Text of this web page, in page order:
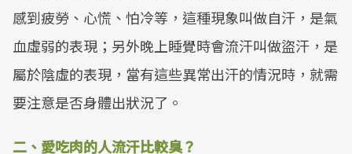
感到疲勞、心慌、怕冷等，這種現象叫做自汗，是氣
血虛弱的表現；另外晚上睡覺時會流汗叫做盜汗，是
屬於陰虛的表現，當有這些異常出汗的情況時，就需
要注意是否身體出狀況了。
二、愛吃肉的人流汗比較臭？